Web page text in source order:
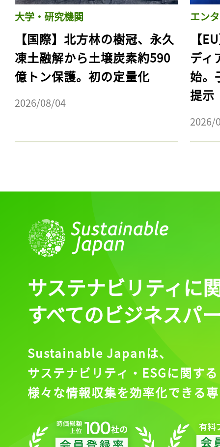
大学・研究機関
【国際】北方林の樹冠、永久
凍土融解から土壌炭素約590
億トン保護。初の定量化
2026/08/04
エン
【
ディ
始。
提示
2026/
ログイン
会員登録
サステナビリティに
すべてのビジネスパ
Sustainable Japanは、
サステナビリティ・ESGに関する
様々な情報収集を効率化できる